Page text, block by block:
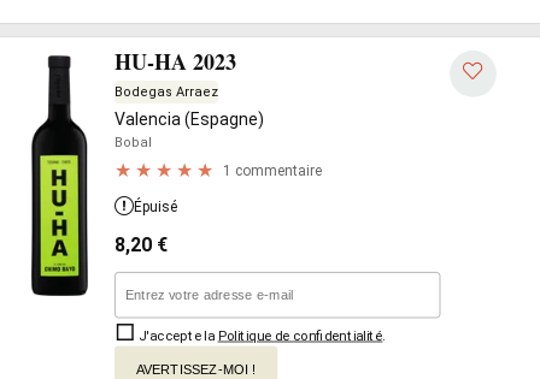
HU-HA 2023
Bodegas Arraez
Valencia (Espagne)
Bobal
1 commentaire
Épuisé
8,20 €
J'accepte la Politique de confidentialité
AVERTISSEZ-MOI !